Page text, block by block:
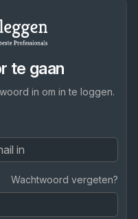
te gaan
in om in te loggen.
Wachtwoord vergeten?